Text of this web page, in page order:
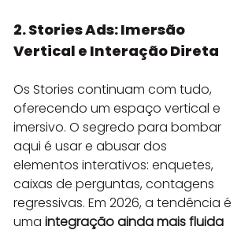
2. Stories Ads: Imersão
Vertical e Interação Direta
Os Stories continuam com tudo,
oferecendo um espaço vertical e
imersivo. O segredo para bombar
aqui é usar e abusar dos
elementos interativos: enquetes,
caixas de perguntas, contagens
regressivas. Em 2026, a tendência é
uma integração ainda mais fluida